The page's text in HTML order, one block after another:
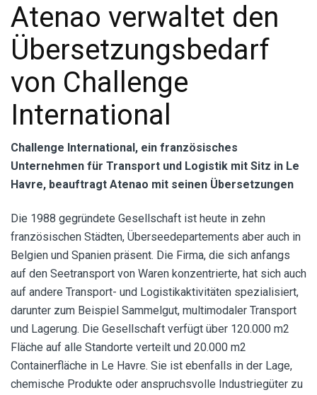
Atenao verwaltet den
Übersetzungsbedarf
von Challenge
International
Challenge International, ein französisches
Unternehmen für Transport und Logistik mit Sitz in Le
Havre, beauftragt Atenao mit seinen Übersetzungen
Die 1988 gegründete Gesellschaft ist heute in zehn
französischen Städten, Überseedepartements aber auch in
Belgien und Spanien präsent. Die Firma, die sich anfangs
auf den Seetransport von Waren konzentrierte, hat sich auch
auf andere Transport- und Logistikaktivitäten spezialisiert,
darunter zum Beispiel Sammelgut, multimodaler Transport
und Lagerung. Die Gesellschaft verfügt über 120.000 m2
Fläche auf alle Standorte verteilt und 20.000 m2
Containerfläche in Le Havre. Sie ist ebenfalls in der Lage,
chemische Produkte oder anspruchsvolle Industriegüter zu